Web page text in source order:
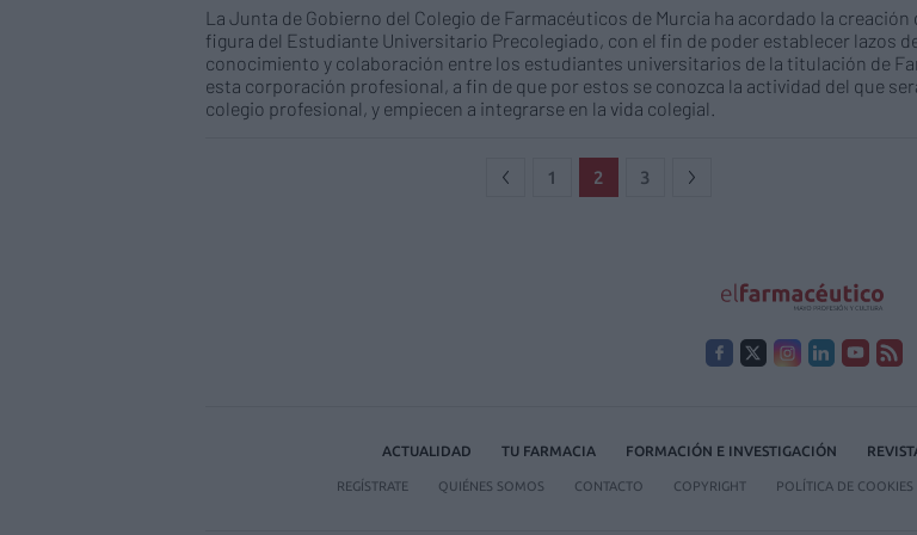
La Junta de Gobierno del Colegio de Farmacéuticos de Murcia ha acordado la creación
figura del Estudiante Universitario Precolegiado, con el fin de poder establecer lazos
conocimiento y colaboración entre los estudiantes universitarios de la titulación de
esta corporación profesional, a fin de que por estos se conozca la actividad del que
colegio profesional, y empiecen a integrarse en la vida colegial.
1 2 3
ACTUALIDAD TU FARMACIA FORMACIÓN E INVESTIGACIÓN
REGÍSTRATE QUIÉNES SOMOS CONTACTO COPYRIGHT POLÍTICA DE COOKIES